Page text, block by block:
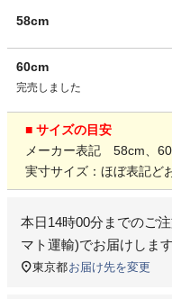
58cm
60cm
完売しました
■ サイズの目安
メーカー表記 58cm、
実寸サイズ：ほぼ表記ど
本日14時00分 までのご
マト運輸)でお届けします
東京都お届け先を変更